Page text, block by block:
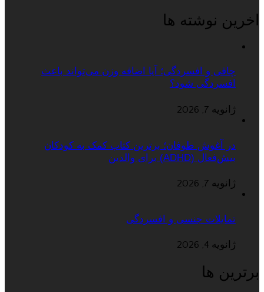
اخرین نوشته ها
چاقی و افسردگی؛ آیا اضافه وزن می‌تواند باعث
افسردگی شود؟
ژانویه 7, 2026
در آغوش طوفان؛ برترین کتاب کمک به کودکان
بیش‌فعال (ADHD) برای والدین
ژانویه 7, 2026
تمایلات جنسی و افسردگی
ژانویه 4, 2026
برترین ها